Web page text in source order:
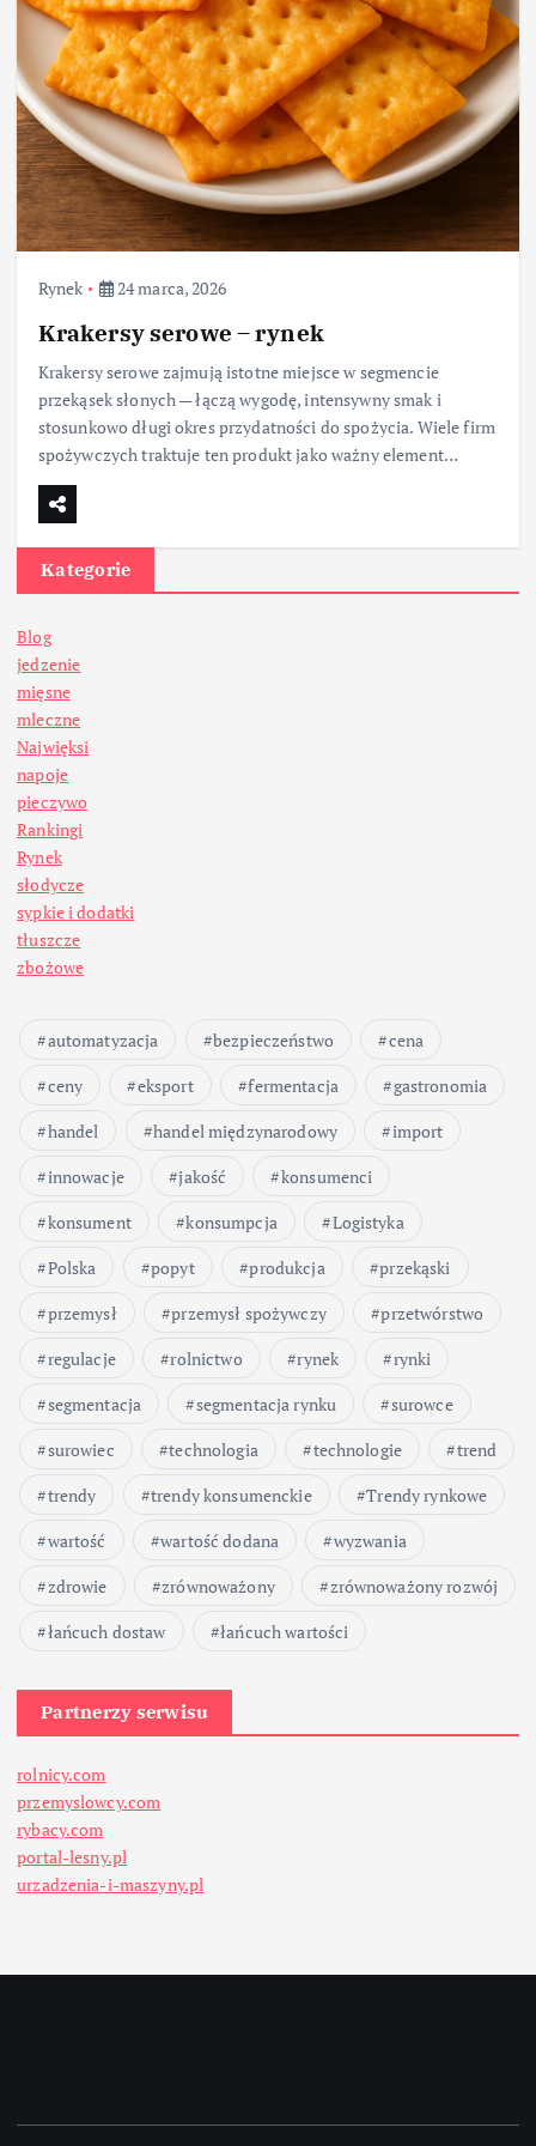
Rynek 24 marca, 2026
Krakersy serowe – rynek
Krakersy serowe zajmują istotne miejsce w segmencie
przekąsek słonych — łączą wygodę, intensywny smak i
stosunkowo długi okres przydatności do spożycia. Wiele firm
spożywczych traktuje ten produkt jako ważny element…
Kategorie
Blog
jedzenie
mięsne
mleczne
Najwięksi
napoje
pieczywo
Rankingi
Rynek
słodycze
sypkie i dodatki
tłuszcze
zbożowe
automatyzacja bezpieczeństwo
cena
ceny
eksport fermentacja
gastronomia
handel
handel międzynarodowy
import
innowacje
jakość
konsumenci
konsument
konsumpcja
Logistyka
Polska
popyt produkcja
przekąski
przemysł
przemysł spożywczy
przetwórstwo
regulacje
rolnictwo rynek
rynki
segmentacja
segmentacja rynku
surowce
surowiec
technologia technologie
trend
trendy
trendy konsumenckie
Trendy rynkowe
wartość
wartość dodana
wyzwania
zdrowie
zrównoważony
zrównoważony rozwój
łańcuch dostaw
łańcuch wartości
Partnerzy serwisu
rolnicy.com
przemyslowcy.com
rybacy.com
portal-lesny.pl
urzadzenia-i-maszyny.pl